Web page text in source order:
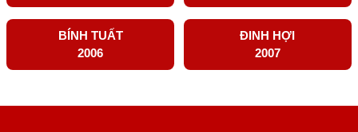
BÍNH TUẤT
2006
ĐINH HỢI
2007